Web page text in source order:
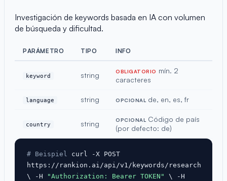
Investigación de keywords basada en IA con volumen
de búsqueda y dificultad.
PARÁMETRO TIPO INFO
keyword string OBLIGATORIO mín. 2
caracteres
language string OPCIONAL de, en, es, fr
country string OPCIONAL Código de país
(por defecto: de)
# Beispiel
curl -X POST
https://rankion.ai/api/v1/keywords/research
\ -H
"Authorization: Bearer TOKEN"
\ -H